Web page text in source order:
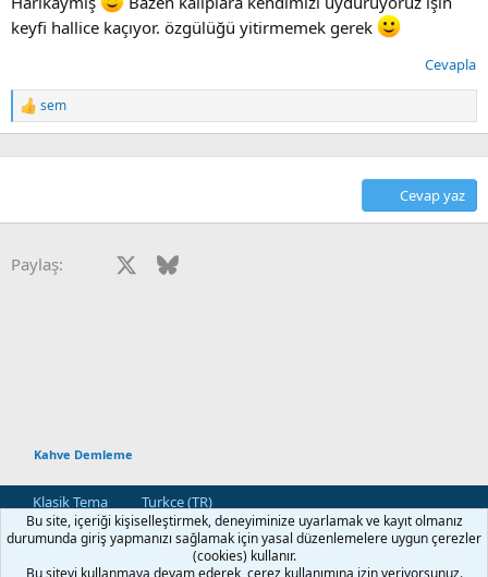
keyfi hallice kaçıyor. özgülüğü yitirmemek gerek
Cevapla
T
e
sem
Cevap yaz
Paylaş: Facebook Bluesky
Kahve Demleme
Klasik Tema
Turkce (TR)
Bize Ulaşın
Kullanım ve Şartlar Gizlilik Politikası
Yardım
R
Bu site, içeriği kişiselleştirmek, deneyiminize uyarlamak ve kayıt olmanız
durumunda giriş yapmanızı sağlamak için yasal düzenlemelere uygun çerezler
(cookies) kullanır.
Bu siteyi kullanmaya devam ederek, çerez kullanımına izin veriyorsunuz.